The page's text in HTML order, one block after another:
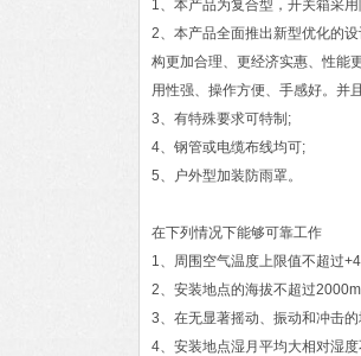
1、本产品为复合型，开关箱采
2、本产品全面推出新型优化的
构更加合理、更经济实惠、性能
用性强、操作方便、手感好。并
3、有特殊要求可特制;
4、钢管或电缆布线均可;
5、户外型加装防雨罩。
在下列情况下能够可靠工作
1、周围空气温度上限值不超过
2、安装地点的海拔不超过
3、在无显著摇动、振动和冲击
4、安装地点湿月平均大相对湿